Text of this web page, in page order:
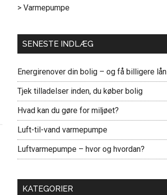
> Varmepumpe
SENESTE INDLÆG
Energirenover din bolig – og få billigere lån
Tjek tilladelser inden, du køber bolig
Hvad kan du gøre for miljøet?
Luft-til-vand varmepumpe
Luftvarmepumpe – hvor og hvordan?
KATEGORIER